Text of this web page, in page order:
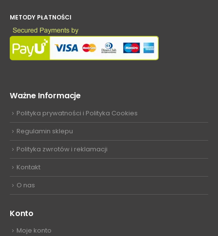
METODY PŁATNOŚCI
Ważne Informacje
Polityka prywatności i Polityka Cookies
Regulamin sklepu
Polityka zwrotów i reklamacji
Kontakt
O nas
Konto
Moje konto